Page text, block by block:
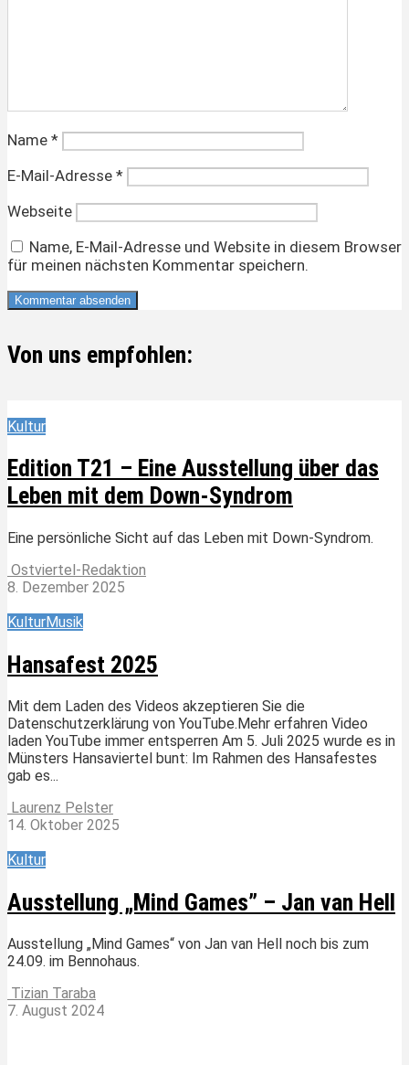
Name *
E-Mail-Adresse *
Webseite
Name, E-Mail-Adresse und Website in diesem Browser
für meinen nächsten Kommentar speichern.
Von uns empfohlen:
Kultur
Edition T21 – Eine Ausstellung über das
Leben mit dem Down-Syndrom
Eine persönliche Sicht auf das Leben mit Down-Syndrom.
Ostviertel-Redaktion
8. Dezember 2025
KulturMusik
Hansafest 2025
Mit dem Laden des Videos akzeptieren Sie die
Datenschutzerklärung von YouTube.Mehr erfahren Video
laden YouTube immer entsperren Am 5. Juli 2025 wurde es in
Münsters Hansaviertel bunt: Im Rahmen des Hansafestes
gab es...
Laurenz Pelster
14. Oktober 2025
Kultur
Ausstellung „Mind Games” – Jan van Hell
Ausstellung „Mind Games“ von Jan van Hell noch bis zum
24.09. im Bennohaus.
Tizian Taraba
7. August 2024